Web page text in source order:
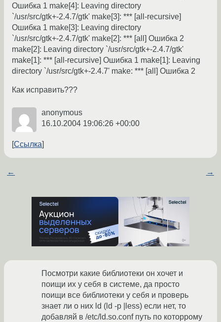
Ошибка 1 make[4]: Leaving directory
`/usr/src/gtk+-2.4.7/gtk' make[3]: *** [all-recursive]
Ошибка 1 make[3]: Leaving directory
`/usr/src/gtk+-2.4.7/gtk' make[2]: *** [all] Ошибка 2
make[2]: Leaving directory `/usr/src/gtk+-2.4.7/gtk'
make[1]: *** [all-recursive] Ошибка 1 make[1]: Leaving
directory `/usr/src/gtk+-2.4.7' make: *** [all] Ошибка 2
Как исправить???
anonymous
16.10.2004 19:06:26 +00:00
Ссылка
← →
Посмотри какие библиотеки он хочет и
поищи их у себя в системе, да просто
поищи все библиотеки у себя и проверь
знает ли о них ld (ld -p |less) если нет, то
добавляй в /etc/ld.so.conf путь по которрому